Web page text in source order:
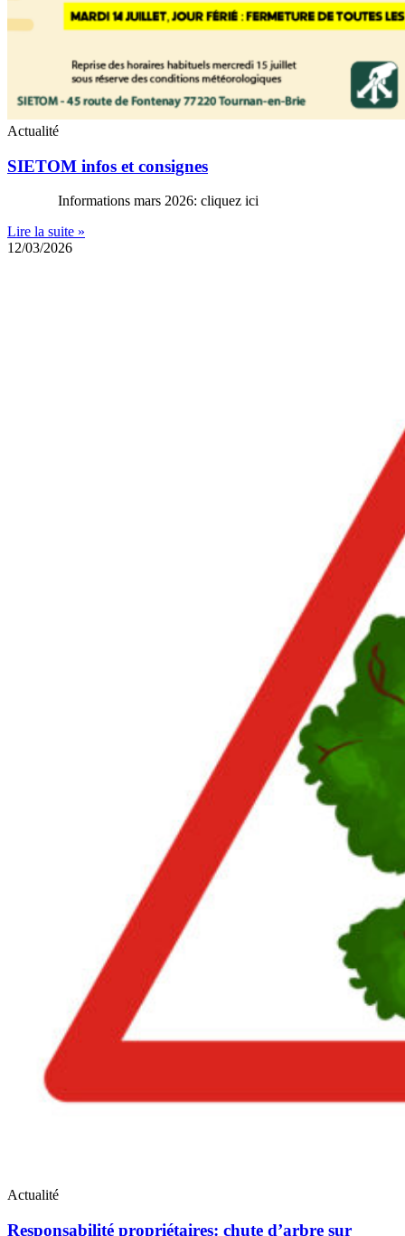
Actualité
SIETOM infos et consignes
Informations mars 2026: cliquez ici
Lire la suite »
12/03/2026
Actualité
Responsabilité propriétaires: chute d’arbre sur